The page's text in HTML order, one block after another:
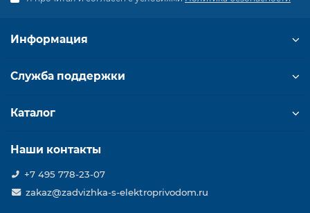
Информация
Служба поддержки
Каталог
Наши контакты
+7 495 778-23-07
zakaz@zadvizhka-s-elektroprivodom.ru